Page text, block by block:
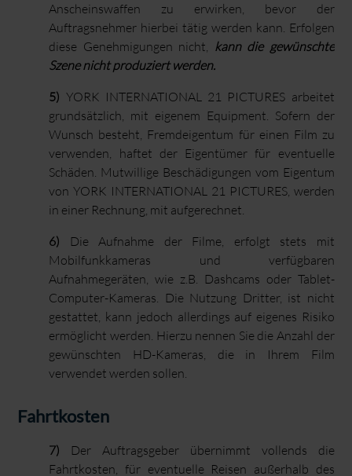
Anscheinswaffen zu erwirken, bevor der
Auftragsnehmer hierbei tätig werden kann. Erfolgen
diese Genehmigungen nicht, kann die gewünschte
Szene nicht produziert werden.
5) YORK INTERNATIONAL 21 PICTURES arbeitet
grundsätzlich, mit eigenem Equipment. Sofern der
Wunsch besteht, Fremdeigentum für einen Film zu
verwenden, haftet der Eigentümer für eventuelle
Schäden. Mutwillige Beschädigungen vom Eigentum
von YORK INTERNATIONAL 21 PICTURES, werden
in einer Rechnung, mit aufgerechnet.
6) Die Aufnahme der Filme, erfolgt stets mit
Mobilfunkkameras und verfügbaren
Aufnahmegeräten, wie z.B. Dashcams oder Tablet-
Computer-Kameras. Die Nutzung Dritter, ist nicht
gestattet, kann jedoch allerdings auf eigenes Risiko
ermöglicht werden. Hierzu nennen Sie die Anzahl der
gewünschten HD-Kameras, die in Ihrem Film
verwendet werden sollen.
Fahrtkosten
7) Der Auftragsgeber übernimmt vollends die
Fahrtkosten, für eventuelle Reisen außerhalb des